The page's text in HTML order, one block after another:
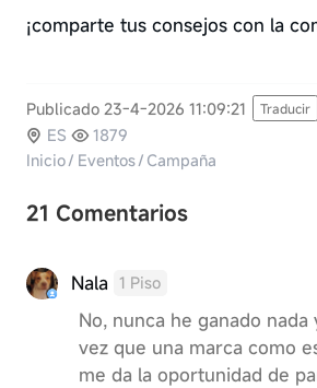
¡comparte tus consejos con la
Publicado 23-4-2026 11:09:21 Traducir
ES
1879
Inicio/ Eventos/ Campaña
21 Comentarios
Nala 1 Piso
No, nunca he ganado
vez que una marca como
me da la oportunidad de